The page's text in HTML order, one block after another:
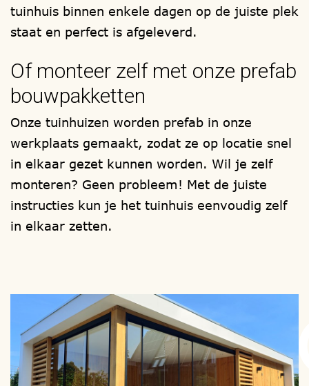
berging wordt samengesteld, zoals u het
wenst.
Uw bouwwerk wordt in onze eigen
timmerwerkplaats gefabriceerd en als
totaal compleet prefab bouwpakket bij u
thuis afgeleverd, om zelf te (laten)
monteren. Onze buitenmonteurs,
staan ook voor u klaar.
Ontwerp uw garage en kies zelf, een
model, een houtsoort, de afmetingen, de
mogelijkheden
Ook zijn er extra mogelijkheden voor een
lichtkoepel / vlakglas lichtvenster en/of
interne scheidingswand en/of de
tuinhuis binnen enkele dagen op de juiste plek
staat en perfect is afgeleverd.
Of monteer zelf met onze prefab
bouwpakketten
Onze tuinhuizen worden prefab in onze
werkplaats gemaakt, zodat ze op locatie snel
in elkaar gezet kunnen worden. Wil je zelf
monteren? Geen probleem! Met de juiste
instructies kun je het tuinhuis eenvoudig zelf
in elkaar zetten.